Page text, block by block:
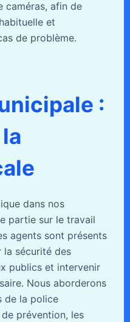
caméras, afin de
et
de problème.
:
dans nos
partie sur le travail
agents sont présents
la sécurité des
publics et intervenir
Nous aborderons
de la police
prévention, les